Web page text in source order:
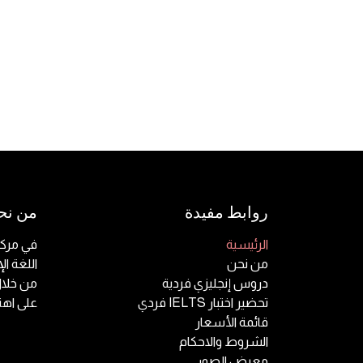
روابط مفيدة
الرئيسية
من نحن
دروس إنجليزي فردية
تحضير اختبار IELTS فردي
قائمة الأسعار
الشروط والاحكام
من
في
من
على